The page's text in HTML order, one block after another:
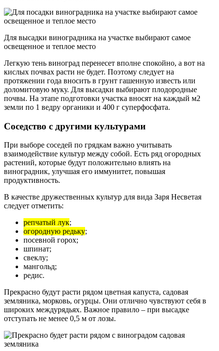
Для высадки виноградника на участке выбирают самое
освещенное и теплое место
Легкую тень виноград перенесет вполне спокойно, а вот на
кислых почвах расти не будет. Поэтому следует на
протяжении года вносить в грунт гашенную известь или
доломитовую муку. Для высадки выбирают плодородные
почвы. На этапе подготовки участка вносят на каждый м2
земли по 1 ведру органики и 400 г суперфосфата.
Соседство с другими культурами
При выборе соседей по грядкам важно учитывать
взаимодействие культур между собой. Есть ряд огородных
растений, которые будут положительно влиять на
виноградник, улучшая его иммунитет, повышая
продуктивность.
В качестве дружественных культур для вида Заря Несветая
следует отметить:
репчатый лук;
огородную редьку;
посевной горох;
шпинат;
свеклу;
мангольд;
редис.
Прекрасно будут расти рядом цветная капуста, садовая
земляника, морковь, огурцы. Они отлично чувствуют себя в
широких междурядьях. Важное правило – при высадке
отступать не менее 0,5 м от лозы.